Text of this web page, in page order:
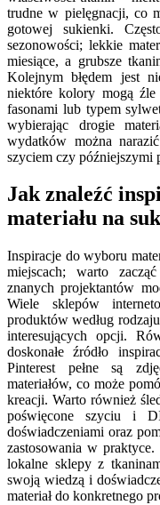
trudne w pielęgnacji, co
gotowej sukienki.
sezonowości; lekkie
miesiące, a grubsze
Kolejnym błędem jest
niektóre kolory mogą
fasonami lub typem
wybierając drogie
wydatków można
szyciem czy późniejszymi
Jak znaleźć
materiału na
Inspiracje do wyboru
miejscach; warto
znanych projektantów
Wiele sklepów
produktów według
interesujących opcji.
doskonałe źródło
Pinterest pełne są
materiałów, co może
kreacji. Warto również
poświęcone szyciu i
doświadczeniami oraz
zastosowania w
lokalne sklepy z
swoją wiedzą i
materiał do konkretnego